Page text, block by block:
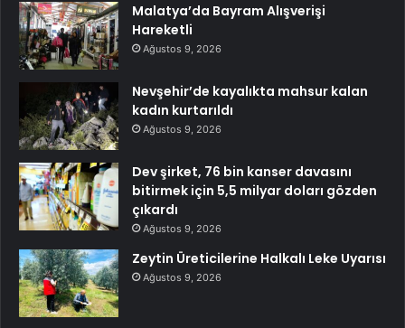
Malatya’da Bayram Alışverişi
Hareketli
Ağustos 9, 2026
Nevşehir’de kayalıkta mahsur kalan
kadın kurtarıldı
Ağustos 9, 2026
Dev şirket, 76 bin kanser davasını
bitirmek için 5,5 milyar doları gözden
çıkardı
Ağustos 9, 2026
Zeytin Üreticilerine Halkalı Leke Uyarısı
Ağustos 9, 2026